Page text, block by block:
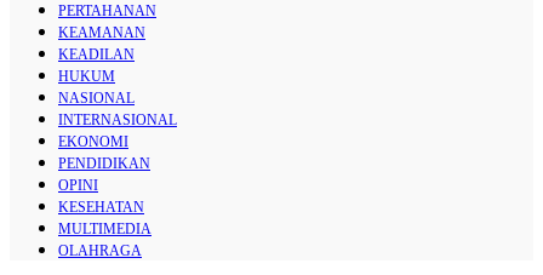
PERTAHANAN
KEAMANAN
KEADILAN
HUKUM
NASIONAL
INTERNASIONAL
EKONOMI
PENDIDIKAN
OPINI
KESEHATAN
MULTIMEDIA
OLAHRAGA